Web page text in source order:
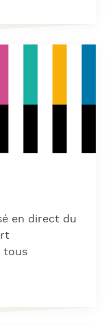
en direct du
tous